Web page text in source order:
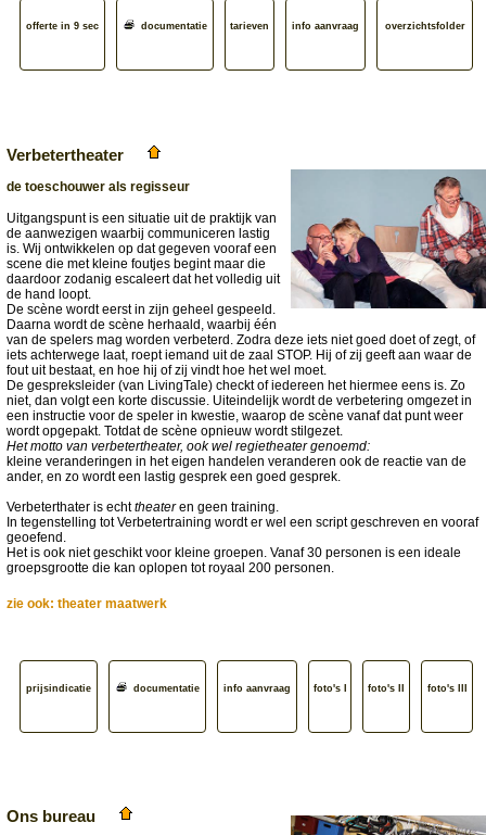
offerte in 9 sec documentatie tarieven info aanvraag overzichtsfolder
Verbetertheater
de toeschouwer als regisseur
Uitgangspunt is een situatie uit de praktijk van
de aanwezigen waarbij communiceren lastig
is. Wij ontwikkelen op dat gegeven vooraf een
scene die met kleine foutjes begint maar die
daardoor zodanig escaleert dat het volledig uit
de hand loopt.
De scène wordt eerst in zijn geheel gespeeld.
Daarna wordt de scène herhaald, waarbij één
van de spelers mag worden verbeterd. Zodra deze iets niet goed doet of zegt, of
iets achterwege laat, roept iemand uit de zaal STOP. Hij of zij geeft aan waar de
fout uit bestaat, en hoe hij of zij vindt hoe het wel moet.
De gespreksleider (van LivingTale) checkt of iedereen het hiermee eens is. Zo
niet, dan volgt een korte discussie. Uiteindelijk wordt de verbetering omgezet in
een instructie voor de speler in kwestie, waarop de scène vanaf dat punt weer
wordt opgepakt. Totdat de scène opnieuw wordt stilgezet.
Het motto van verbetertheater, ook wel regietheater genoemd:
kleine veranderingen in het eigen handelen veranderen ook de reactie van de
ander, en zo wordt een lastig gesprek een goed gesprek.
Verbeterthater is echttheateren geen training.
In tegenstelling tot Verbetertraining wordt er wel een script geschreven en vooraf
geoefend.
Het is ook niet geschikt voor kleine groepen. Vanaf 30 personen is een ideale
groepsgrootte die kan oplopen tot royaal 200 personen.
zie ook: theater maatwerk
prijsindicatie documentatie info aanvraag foto's I foto's II foto's III
Ons bureau